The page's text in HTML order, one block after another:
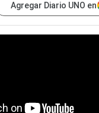
Agregar Diario UNO en